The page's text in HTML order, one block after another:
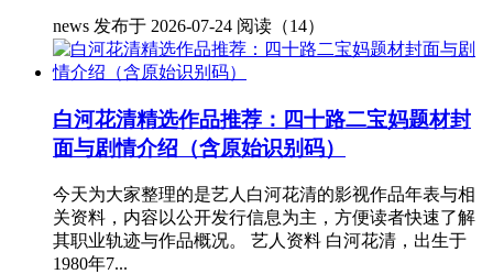
news 发布于 2026-07-24 阅读（14）
白河花清精选作品推荐：四十路二宝妈题材封
面与剧情介绍（含原始识别码）
今天为大家整理的是艺人白河花清的影视作品年表与相
关资料，内容以公开发行信息为主，方便读者快速了解
其职业轨迹与作品概况。 艺人资料 白河花清，出生于
1980年7...